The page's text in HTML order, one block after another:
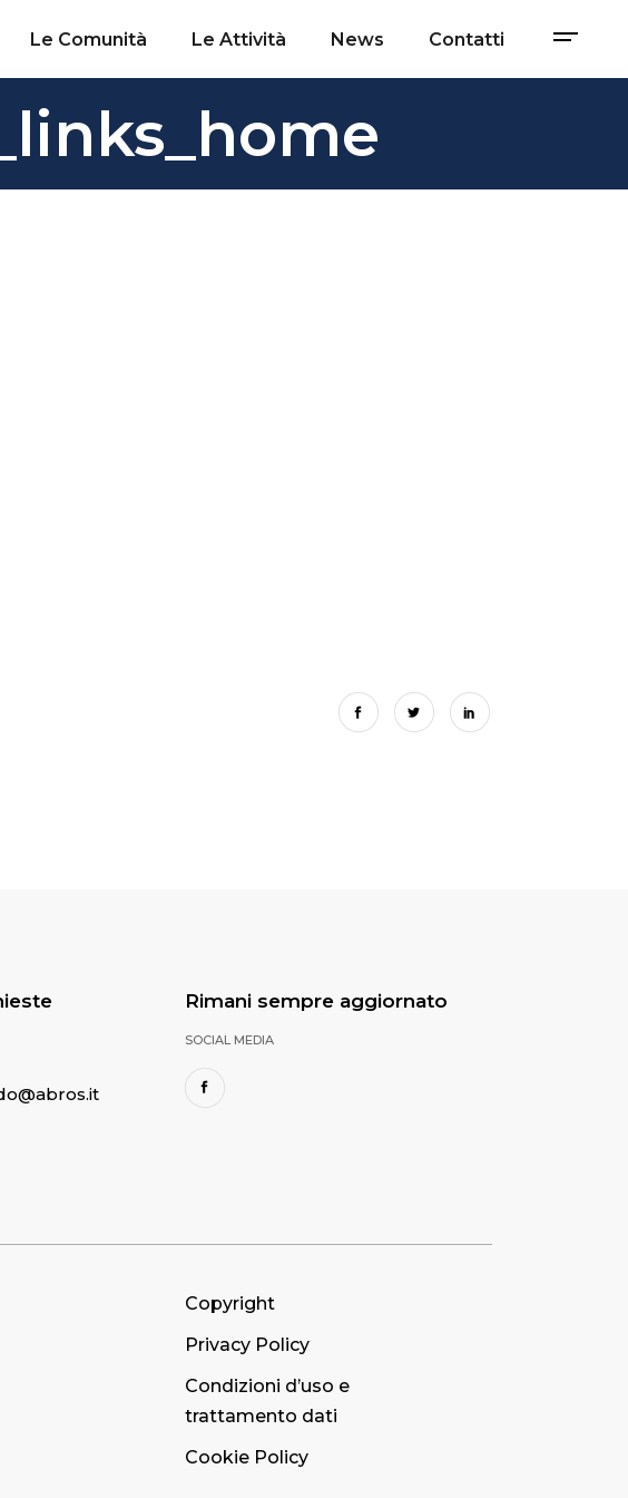
Le Comunità Le Attività News Contatti
Rimani sempre aggiornato
SOCIAL MEDIA
Copyright
Privacy Policy
Condizioni d’uso e
trattamento dati
Cookie Policy